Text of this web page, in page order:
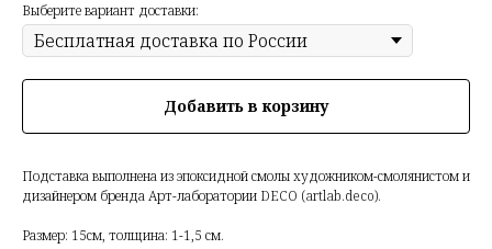
Выберите вариант доставки:
Добавить в корзину
Подставка выполнена из эпоксидной смолы художником-смолянистом и
дизайнером бренда Арт-лаборатории DECO (artlab.deco).
Размер: 15см, толщина: 1-1,5 см.